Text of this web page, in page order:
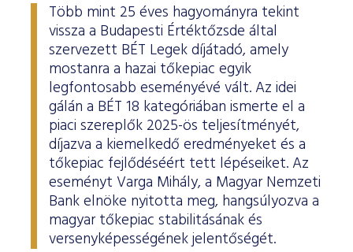
Több mint 25 éves hagyományra tekint
vissza a Budapesti Értéktőzsde által
szervezett BÉT Legek díjátadó, amely
mostanra a hazai tőkepiac egyik
legfontosabb eseményévé vált. Az idei
gálán a BÉT 18 kategóriában ismerte el a
piaci szereplők 2025-ös teljesítményét,
díjazva a kiemelkedő eredményeket és a
tőkepiac fejlődéséért tett lépéseiket. Az
eseményt Varga Mihály, a Magyar Nemzeti
Bank elnöke nyitotta meg, hangsúlyozva a
magyar tőkepiac stabilitásának és
versenyképességének jelentőségét.